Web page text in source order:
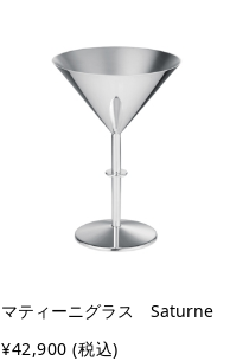
マティーニグラス Saturne
¥42,900 (税込)